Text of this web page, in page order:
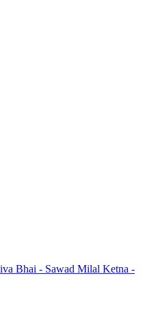
Bhai - Sawad Milal Ketna -